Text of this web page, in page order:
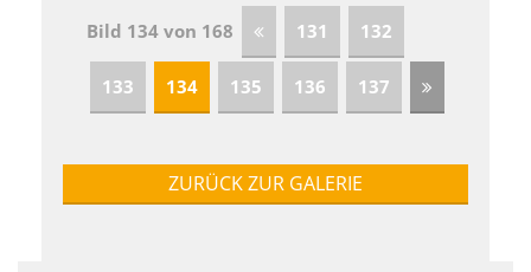
Bild 134 von 168 131 132
133 134 135 136 137
ZURÜCK ZUR GALERIE